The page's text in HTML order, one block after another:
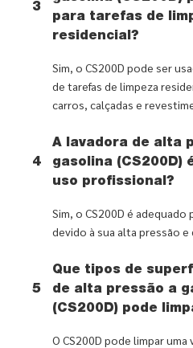
3
para tarefas de
residencial?
Sim, o CS200D pode ser
de tarefas de limpeza
carros, calçadas e
4
A lavadora de alta
gasolina (CS200D)
uso profissional?
Sim, o CS200D é
devido à sua alta pressão e
5
Que tipos de
de alta pressão a
(CS200D) pode
O CS200D pode limpar